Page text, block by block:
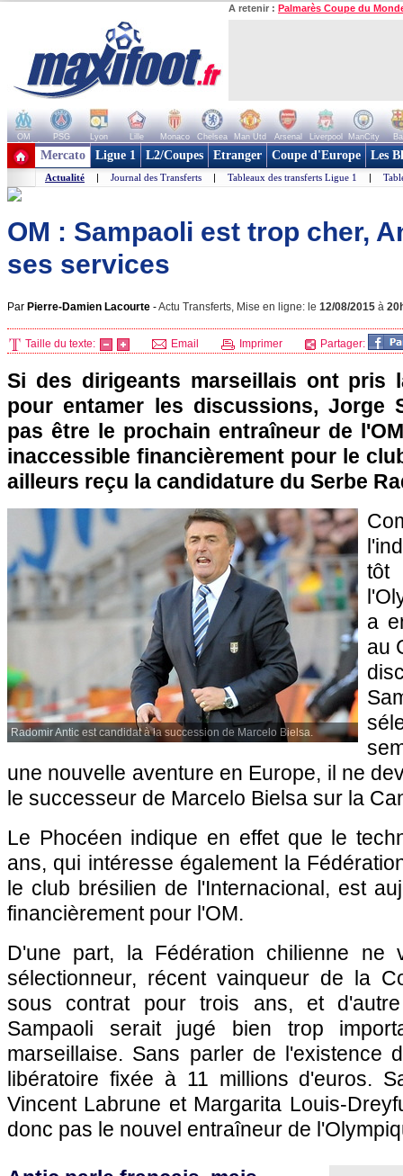
A retenir : Palmarès Coupe du
OM PSG Lyon Lille Monaco Chelsea Man Utd Arsenal Liverpool ManCity
+ de clubs
Mercato Ligue 1 L2/Coupes Etranger Coupe d'Europe Les
Actualité | Journal des Transferts | Tableaux des transferts Ligue 1 |
OM : Sampaoli est trop cher,
ses services
Par Pierre-Damien Lacourte -Actu Transferts, Mise en ligne: le 12/08/2015 à
Taille du texte: Email Imprimer Partager:
Si des dirigeants marseillais ont pris
pour entamer les discussions, Jorge
pas être le prochain entraîneur de
inaccessible financièrement pour le
ailleurs reçu la candidature du Serbe
Radomir Antic est candidat à la succession de Marcelo Bielsa.
a
au
une nouvelle aventure en Europe, il ne
le successeur de Marcelo Bielsa sur la
Le Phocéen indique en effet que le
ans, qui intéresse également la
le club brésilien de l'Internacional, est
financièrement pour l'OM.
D'une part, la Fédération chilienne ne
sélectionneur, récent vainqueur de la
sous contrat pour trois ans, et
Sampaoli serait jugé bien trop
marseillaise. Sans parler de l'existence
libératoire fixée à 11 millions d'euros.
Vincent Labrune et Margarita Louis-
donc pas le nouvel entraîneur de